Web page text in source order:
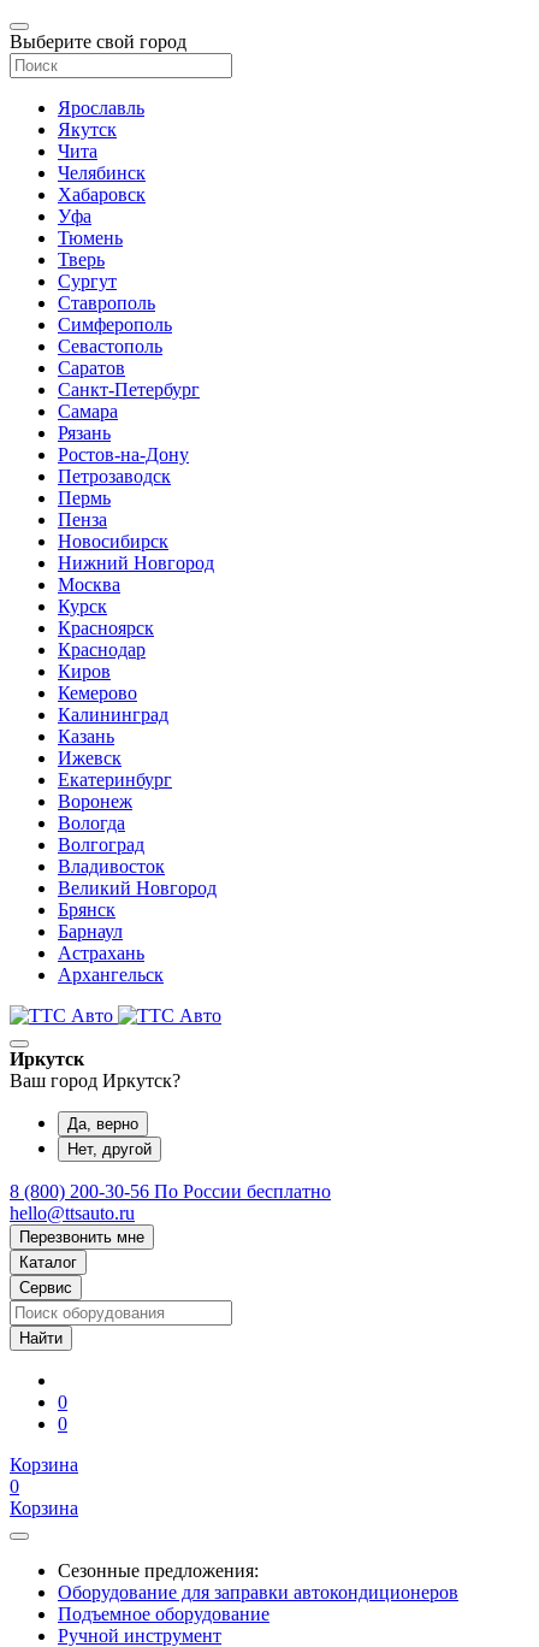
Выберите свой город
Ярославль
Якутск
Чита
Челябинск
Хабаровск
Уфа
Тюмень
Тверь
Сургут
Ставрополь
Симферополь
Севастополь
Саратов
Санкт-Петербург
Самара
Рязань
Ростов-на-Дону
Петрозаводск
Пермь
Пенза
Новосибирск
Нижний Новгород
Москва
Курск
Красноярск
Краснодар
Киров
Кемерово
Калининград
Казань
Ижевск
Екатеринбург
Воронеж
Вологда
Волгоград
Владивосток
Великий Новгород
Брянск
Барнаул
Астрахань
Архангельск
Иркутск
Ваш город Иркутск?
Да, верно
Нет, другой
8 (800) 200-30-56 По России бесплатно
hello@ttsauto.ru
Перезвонить мне
Каталог
Сервис
0
0
Корзина
0
Корзина
Сезонные предложения:
Оборудование для заправки автокондиционеров
Подъемное оборудование
Ручной инструмент